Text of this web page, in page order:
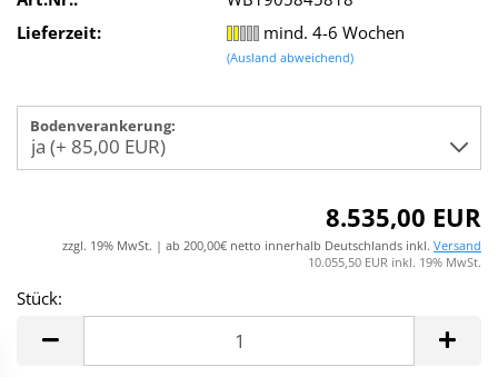
Lieferzeit:
mind. 4-6 Wochen
(Ausland abweichend)
Bodenverankerung:
8.535,00 EUR
zzgl. 19% MwSt. | ab 200,00€ netto innerhalb Deutschlands inkl. Versand
10.055,50 EUR inkl. 19% MwSt.
Stück: